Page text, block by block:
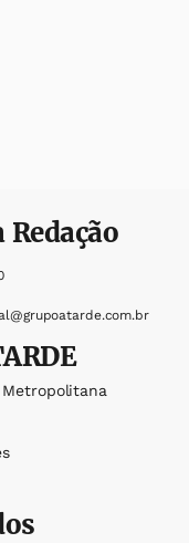
Redação
Metropolitana